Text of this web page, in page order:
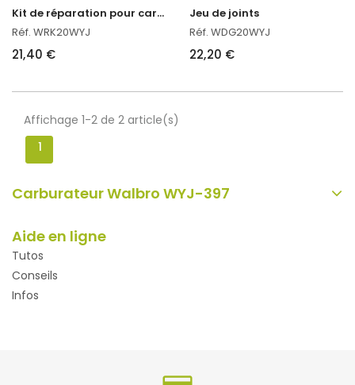
K
it de réparation pour carburateur
Réf. WRK20WYJ
21,40 €
Jeu de joints
Réf. WDG20WYJ
22,20 €
Affichage 1-2 de 2 article(s)
1
Carburateur Walbro WYJ-397
Aide en ligne
Tutos
Conseils
Infos